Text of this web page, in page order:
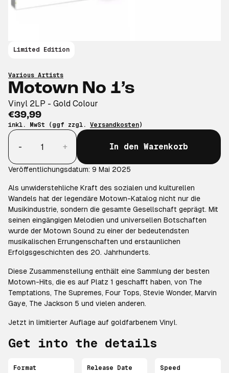
Various Artists
Motown No 1’s
Vinyl 2LP - Gold Colour
€39,99
inkl. MwSt (ggf zzgl. Versandkosten)
Anzahl
-
+ In den Warenkorb
Veröffentlichungsdatum: 9 Mai 2025
Als unwiderstehliche Kraft des sozialen und kulturellen
Wandels hat der legendäre Motown-Katalog nicht nur die
Musikindustrie, sondern die gesamte Gesellschaft geprägt. Mit
seinen eingängigen Melodien und universellen Botschaften
wurde der Motown Sound zu einer der bedeutendsten
musikalischen Errungenschaften und erstaunlichen
Erfolgsgeschichten des 20. Jahrhunderts.
Diese Zusammenstellung enthält eine Sammlung der besten
Motown-Hits, die es auf Platz 1 geschafft haben, von The
Temptations, The Supremes, Four Tops, Stevie Wonder, Marvin
Gaye, The Jackson 5 und vielen anderen.
Jetzt in limitierter Auflage auf goldfarbenem Vinyl.
Get into the details
Format Release Date Speed
Limited Edition